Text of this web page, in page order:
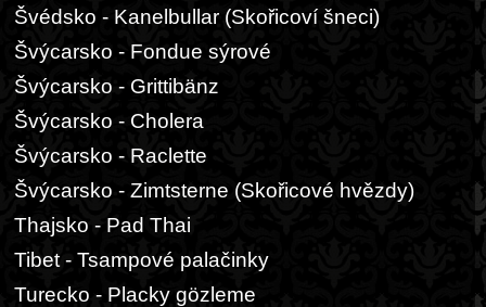
Švédsko - Kanelbullar (Skořicoví šneci)
Švýcarsko - Fondue sýrové
Švýcarsko - Grittibänz
Švýcarsko - Cholera
Švýcarsko - Raclette
Švýcarsko - Zimtsterne (Skořicové hvězdy)
Thajsko - Pad Thai
Tibet - Tsampové palačinky
Turecko - Placky gözleme